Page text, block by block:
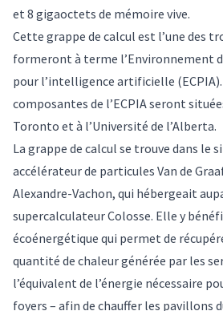
et 8 gigaoctets de mémoire vive.
Cette grappe de calcul est l’une des
formeront à terme l’Environnement
pour l’intelligence artificielle
composantes de l’ECPIA seront
Toronto et à l’Université de l’Alberta.
La grappe de calcul se trouve dans le
accélérateur de particules Van de
Alexandre-Vachon, qui hébergeait
supercalculateur Colosse. Elle y
écoénergétique qui permet de
quantité de chaleur générée par les
l’équivalent de l’énergie nécessaire
foyers – afin de chauffer les pavillons